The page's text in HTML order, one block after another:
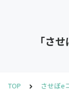
「さ
TOP させぼe